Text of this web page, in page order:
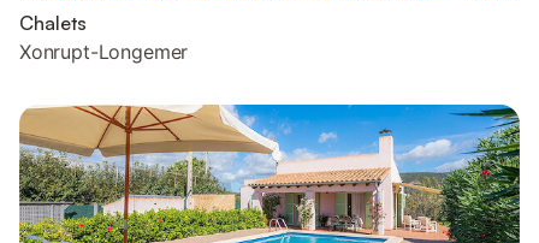
Chalets
Xonrupt-Longemer